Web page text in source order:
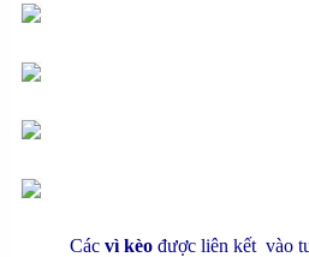
Các vì kèo được liên kết vào